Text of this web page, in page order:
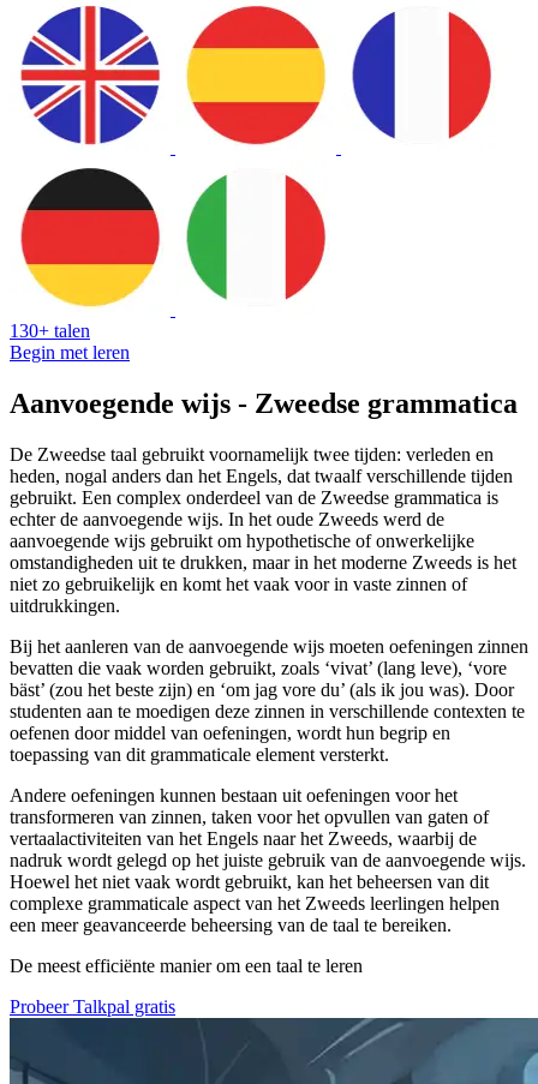
130+ talen
Begin met leren
Aanvoegende wijs - Zweedse grammatica
De Zweedse taal gebruikt voornamelijk twee tijden: verleden en
heden, nogal anders dan het Engels, dat twaalf verschillende tijden
gebruikt. Een complex onderdeel van de Zweedse grammatica is
echter de aanvoegende wijs. In het oude Zweeds werd de
aanvoegende wijs gebruikt om hypothetische of onwerkelijke
omstandigheden uit te drukken, maar in het moderne Zweeds is het
niet zo gebruikelijk en komt het vaak voor in vaste zinnen of
uitdrukkingen.
Bij het aanleren van de aanvoegende wijs moeten oefeningen zinnen
bevatten die vaak worden gebruikt, zoals ‘vivat’ (lang leve), ‘vore
bäst’ (zou het beste zijn) en ‘om jag vore du’ (als ik jou was). Door
studenten aan te moedigen deze zinnen in verschillende contexten te
oefenen door middel van oefeningen, wordt hun begrip en
toepassing van dit grammaticale element versterkt.
Andere oefeningen kunnen bestaan uit oefeningen voor het
transformeren van zinnen, taken voor het opvullen van gaten of
vertaalactiviteiten van het Engels naar het Zweeds, waarbij de
nadruk wordt gelegd op het juiste gebruik van de aanvoegende wijs.
Hoewel het niet vaak wordt gebruikt, kan het beheersen van dit
complexe grammaticale aspect van het Zweeds leerlingen helpen
een meer geavanceerde beheersing van de taal te bereiken.
De meest efficiënte manier om een taal te leren
Probeer Talkpal gratis